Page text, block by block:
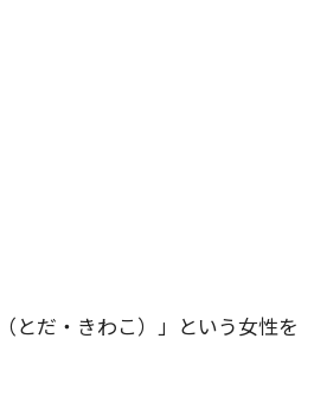
とだ・きわこ）」という女性を